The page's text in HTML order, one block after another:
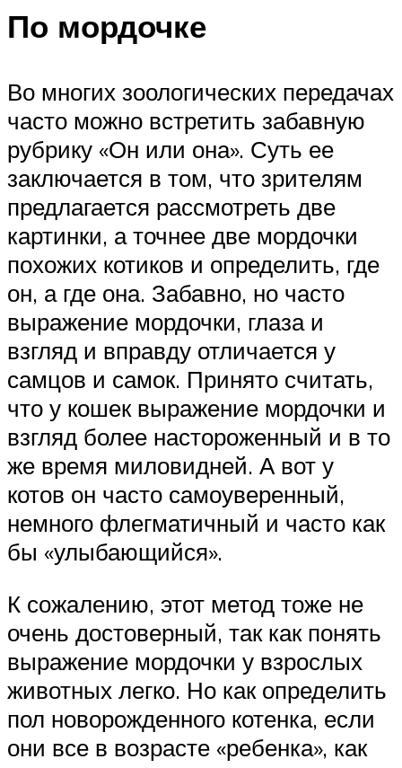
По мордочке
Во многих зоологических передачах
часто можно встретить забавную
рубрику «Он или она». Суть ее
заключается в том, что зрителям
предлагается рассмотреть две
картинки, а точнее две мордочки
похожих котиков и определить, где
он, а где она. Забавно, но часто
выражение мордочки, глаза и
взгляд и вправду отличается у
самцов и самок. Принято считать,
что у кошек выражение мордочки и
взгляд более настороженный и в то
же время миловидней. А вот у
котов он часто самоуверенный,
немного флегматичный и часто как
бы «улыбающийся».
К сожалению, этот метод тоже не
очень достоверный, так как понять
выражение мордочки у взрослых
животных легко. Но как определить
пол новорожденного котенка, если
они все в возрасте «ребенка», как